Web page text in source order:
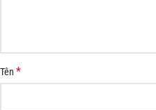
Tên *